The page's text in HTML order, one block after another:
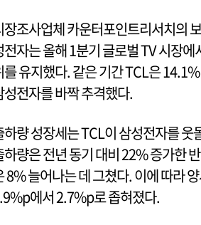
장조사업체 카운터포인트리서치의
전자는 올해 1분기 글로벌 TV 시장
를 유지했다. 같은 기간 TCL은
성전자를 바짝 추격했다.
하량 성장세는 TCL이 삼성전자를 웃
하량은 전년 동기 대비 22% 증가한
8% 늘어나는 데 그쳤다. 이에 따라
에서 2.7%p로 좁혀졌다.